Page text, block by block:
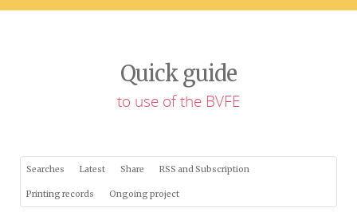
Quick guide
to use of the BVFE
Searches Latest Share RSS and Subscription
Printing records Ongoing project